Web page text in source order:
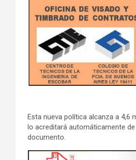
Esta nueva política alcanza a 4,6
lo acreditará automáticamente
documento.